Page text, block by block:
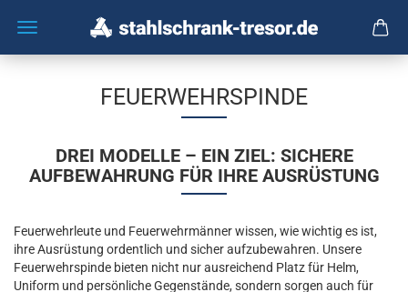
FEUERWEHRSPINDE
DREI MODELLE – EIN ZIEL: SICHERE
AUFBEWAHRUNG FÜR IHRE AUSRÜSTUNG
Feuerwehrleute und Feuerwehrmänner wissen, wie wichtig es ist,
ihre Ausrüstung ordentlich und sicher aufzubewahren. Unsere
Feuerwehrspinde bieten nicht nur ausreichend Platz für Helm,
Uniform und persönliche Gegenstände, sondern sorgen auch für